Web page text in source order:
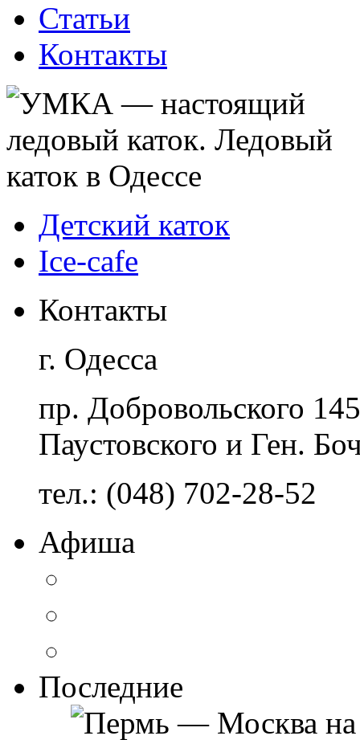
Статьи
Контакты
Детский каток
Ice-cafe
Контакты
г. Одесса
пр. Добровольского
Паустовского и Ген.
тел.: (048) 702-28-52
Афиша
Последние